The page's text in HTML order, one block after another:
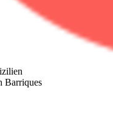
Barriques